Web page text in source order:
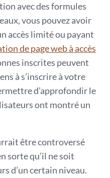
avec des formules
vous pouvez avoir
accès limité ou payant
de page web à accès
inscrites peuvent
à s’inscrire à votre
d’approfondir le
ont montré un
être controversé
sorte qu’il ne soit
d’un certain niveau.